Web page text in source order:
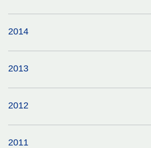
2014
2013
2012
2011